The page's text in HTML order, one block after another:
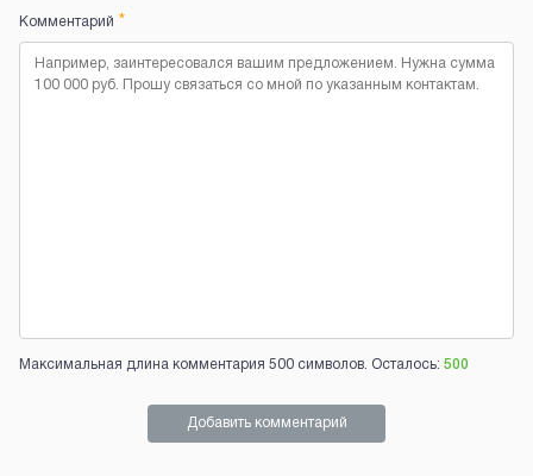
Комментарий *
Максимальная длина комментария 500 символов. Осталось: 500
Добавить комментарий